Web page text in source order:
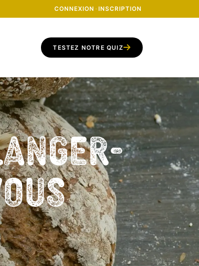
CONNEXION · INSCRIPTION
TESTEZ NOTRE QUIZ